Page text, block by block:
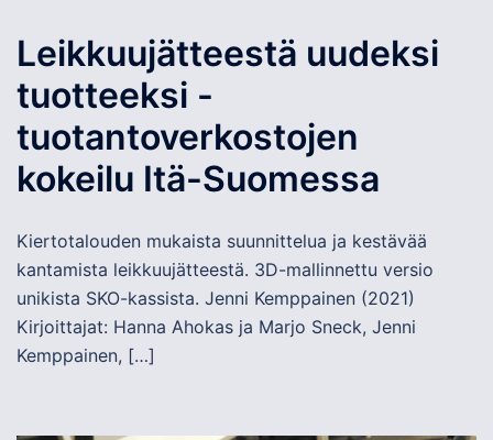
Leikkuujätteestä uudeksi
tuotteeksi -
tuotantoverkostojen
kokeilu Itä-Suomessa
Kiertotalouden mukaista suunnittelua ja kestävää
kantamista leikkuujätteestä. 3D-mallinnettu versio
unikista SKO-kassista. Jenni Kemppainen (2021)
Kirjoittajat: Hanna Ahokas ja Marjo Sneck, Jenni
Kemppainen, […]